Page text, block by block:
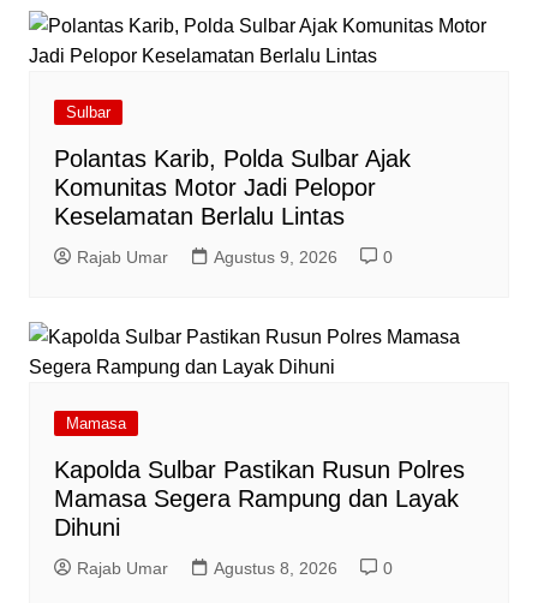
Sulbar
Polantas Karib, Polda Sulbar Ajak
Komunitas Motor Jadi Pelopor
Keselamatan Berlalu Lintas
Rajab Umar Agustus 9, 2026 0
Mamasa
Kapolda Sulbar Pastikan Rusun Polres
Mamasa Segera Rampung dan Layak
Dihuni
Rajab Umar Agustus 8, 2026 0